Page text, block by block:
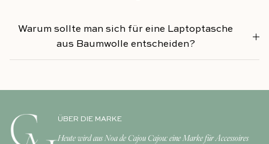
Warum sollte man sich für eine Laptoptasche
aus Baumwolle entscheiden?
ÜBER DIE MARKE
Heute wird aus Noa de Cajou Cajou: eine Marke für Accessoires